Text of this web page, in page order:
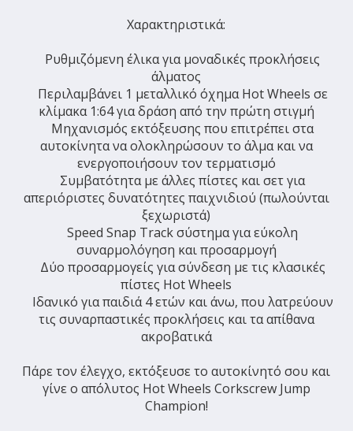
Χαρακτηριστικά:
Ρυθμιζόμενη έλικα για μοναδικές προκλήσεις
άλματος
Περιλαμβάνει 1 μεταλλικό όχημα Hot Wheels σε
κλίμακα 1:64 για δράση από την πρώτη στιγμή
Μηχανισμός εκτόξευσης που επιτρέπει στα
αυτοκίνητα να ολοκληρώσουν το άλμα και να
ενεργοποιήσουν τον τερματισμό
Συμβατότητα με άλλες πίστες και σετ για
απεριόριστες δυνατότητες παιχνιδιού (πωλούνται
ξεχωριστά)
Speed Snap Track σύστημα για εύκολη
συναρμολόγηση και προσαρμογή
Δύο προσαρμογείς για σύνδεση με τις κλασικές
πίστες Hot Wheels
Ιδανικό για παιδιά 4 ετών και άνω, που λατρεύουν
τις συναρπαστικές προκλήσεις και τα απίθανα
ακροβατικά
Πάρε τον έλεγχο, εκτόξευσε το αυτοκίνητό σου και
γίνε ο απόλυτος Hot Wheels Corkscrew Jump
Champion!